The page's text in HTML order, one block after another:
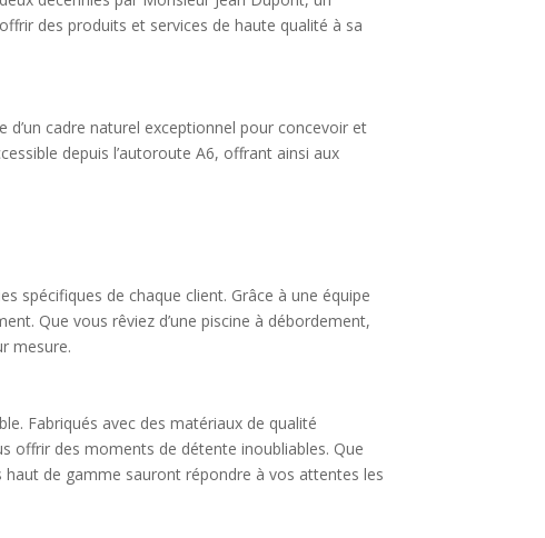
des produits et services de haute qualité à sa
d’un cadre naturel exceptionnel pour concevoir et
depuis l’autoroute A6, offrant ainsi aux
spécifiques de chaque client. Grâce à une équipe
Que vous rêviez d’une piscine à débordement,
mesure.
Fabriqués avec des matériaux de qualité
offrir des moments de détente inoubliables. Que
de gamme sauront répondre à vos attentes les